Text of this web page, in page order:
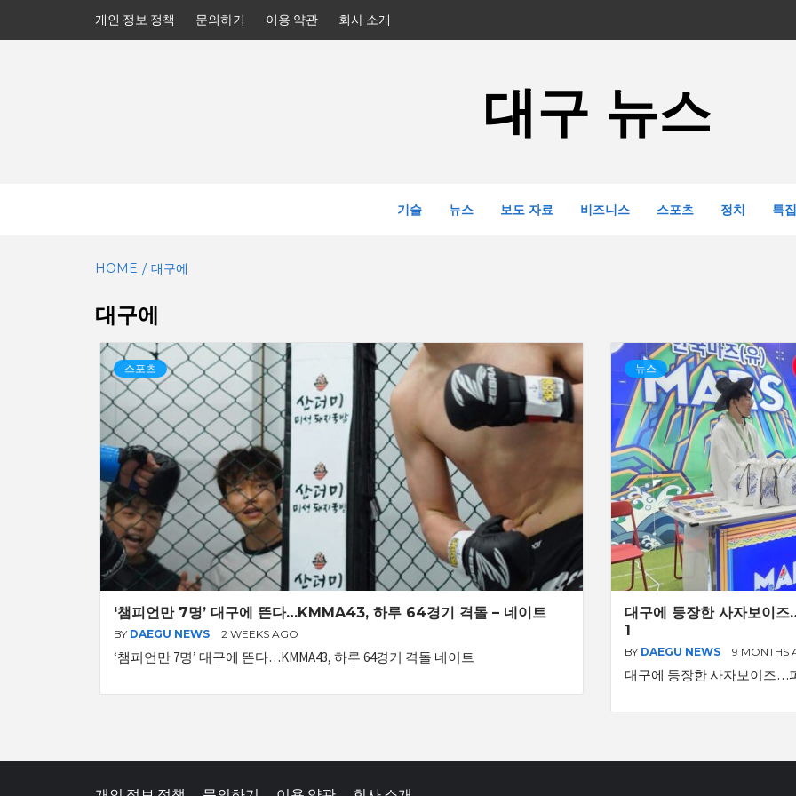
개인 정보 정책 문의하기 이용 약관 회사 소개
대구 뉴스
기술 뉴스 보도 자료 비즈니스 스포츠 정치 특집
HOME 대구에
대구에
스포츠
‘챔피언만 7명’ 대구에 뜬다…KMMA43, 하루 64경기 격돌 – 네이트
BY DAEGU NEWS 2 WEEKS AGO
‘챔피언만 7명’ 대구에 뜬다…KMMA43, 하루 64경기 격돌 네이트
뉴스
대구에 등장한 사자보이
1
BY DAEGU NEWS 9 MONTHS
대구에 등장한 사자보이즈…